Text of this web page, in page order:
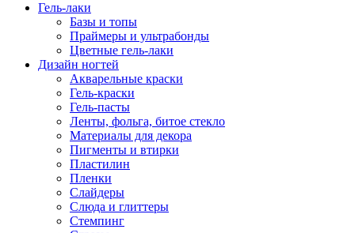
Гель-лаки
Базы и топы
Праймеры и ультрабонды
Цветные гель-лаки
Дизайн ногтей
Акварельные краски
Гель-краски
Гель-пасты
Ленты, фольга, битое стекло
Материалы для декора
Пигменты и втирки
Пластилин
Пленки
Слайдеры
Слюда и глиттеры
Стемпинг